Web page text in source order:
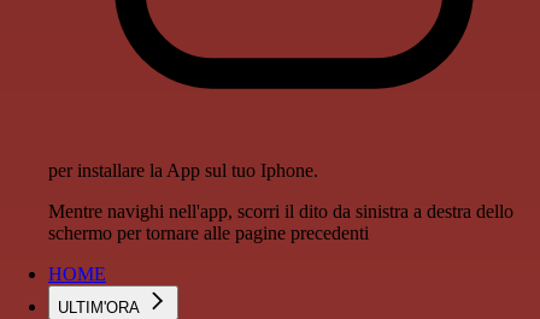
per installare la App sul tuo Iphone.
Mentre navighi nell'app, scorri il dito da sinistra a destra dello
schermo per tornare alle pagine precedenti
HOME
ULTIM'ORA